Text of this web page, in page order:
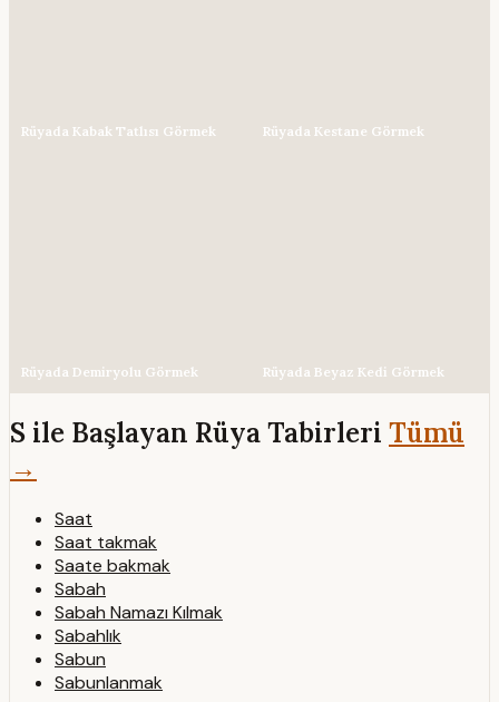
Rüyada Kabak Tatlısı Görmek Rüyada Kestane Görmek
Rüyada Demiryolu Görmek Rüyada Beyaz Kedi Görmek
S ile Başlayan Rüya Tabirleri Tümü
→
Saat
Saat takmak
Saate bakmak
Sabah
Sabah Namazı Kılmak
Sabahlık
Sabun
Sabunlanmak